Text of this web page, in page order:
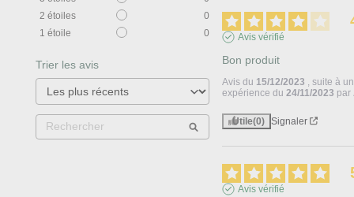
2 étoiles
0
1 étoile 0
Trier les avis
Avis vérifié
Bon produit
Avis du 15/12/2023
, suite à
expérience du24/11/2023 par
Utile(0) Signaler
Avis vérifié